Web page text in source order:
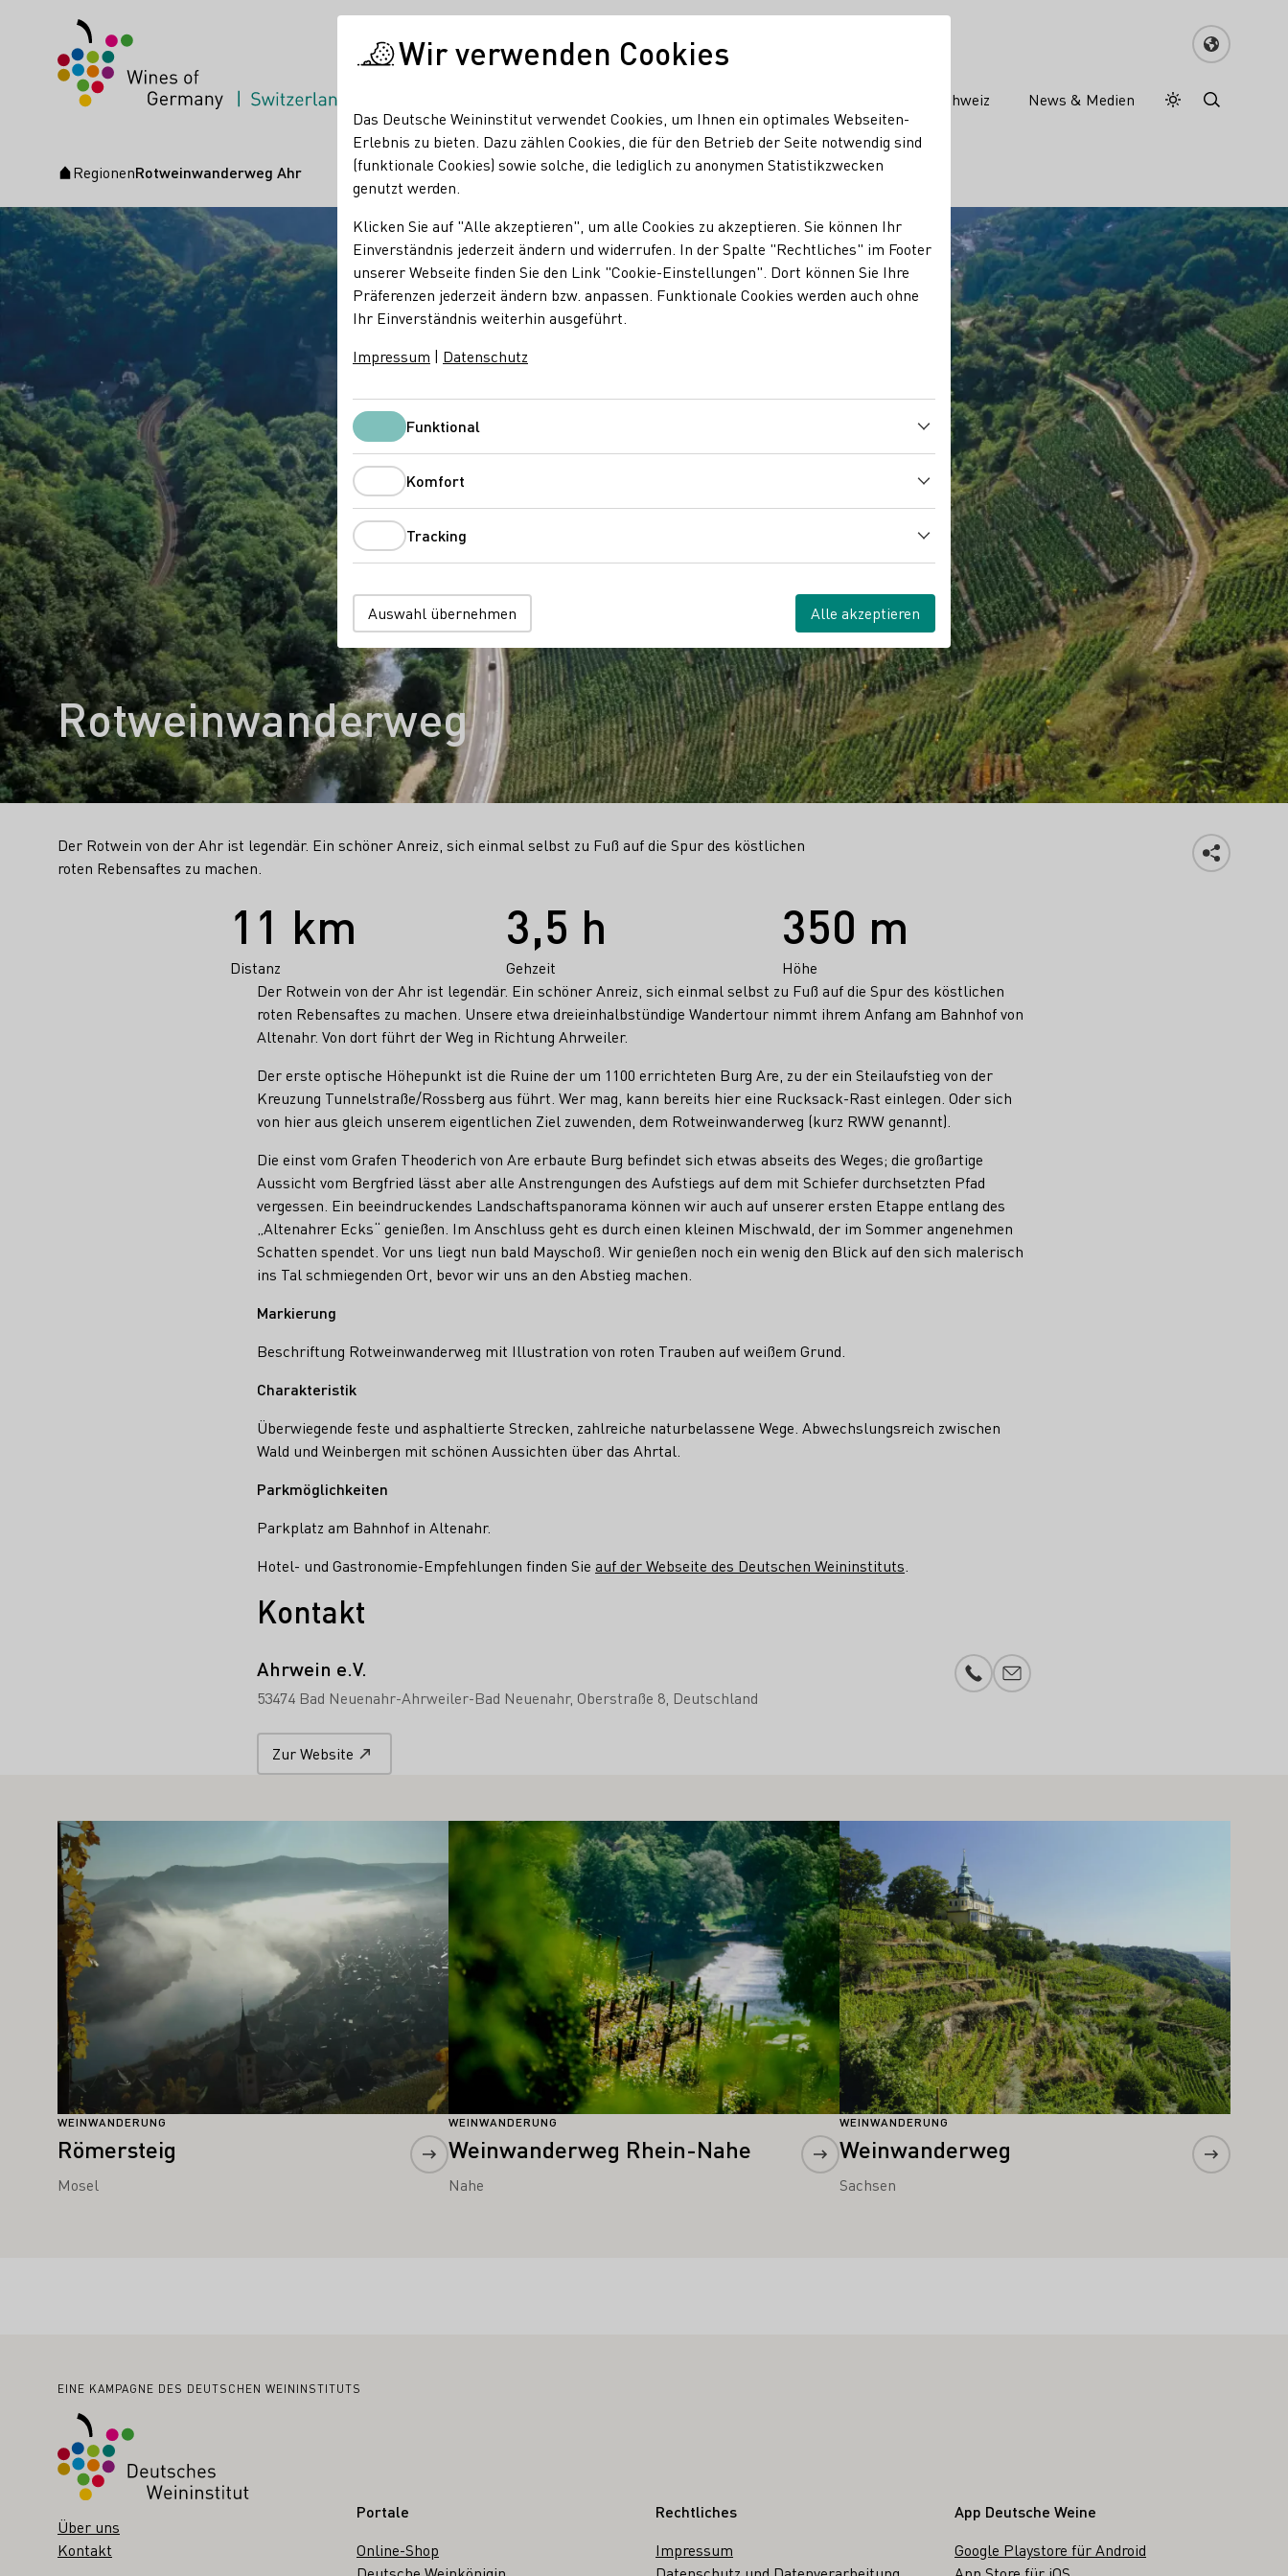
Deutscher Wein in der Schweiz News & Medien Tagesmodus
Nachtmodus
Startseite
RegionenRotweinwanderweg Ahr
Rotweinwanderweg
Der Rotwein von der Ahr ist legendär. Ein schöner Anreiz, sich einmal selbst zu Fuß auf die Spur des köstlichen
roten Rebensaftes zu machen.
11 km
Distanz
3,5 h
Gehzeit
350 m
Höhe
Der Rotwein von der Ahr ist legendär. Ein schöner Anreiz, sich einmal selbst zu Fuß auf die Spur des köstlichen
roten Rebensaftes zu machen. Unsere etwa dreieinhalbstündige Wandertour nimmt ihrem Anfang am Bahnhof von
Altenahr. Von dort führt der Weg in Richtung Ahrweiler.
Der erste optische Höhepunkt ist die Ruine der um 1100 errichteten Burg Are, zu der ein Steilaufstieg von der
Kreuzung Tunnelstraße/Rossberg aus führt. Wer mag, kann bereits hier eine Rucksack-Rast einlegen. Oder sich
von hier aus gleich unserem eigentlichen Ziel zuwenden, dem Rotweinwanderweg (kurz RWW genannt).
Die einst vom Grafen Theoderich von Are erbaute Burg befindet sich etwas abseits des Weges; die großartige
Aussicht vom Bergfried lässt aber alle Anstrengungen des Aufstiegs auf dem mit Schiefer durchsetzten Pfad
vergessen. Ein beeindruckendes Landschaftspanorama können wir auch auf unserer ersten Etappe entlang des
„Altenahrer Ecks“ genießen. Im Anschluss geht es durch einen kleinen Mischwald, der im Sommer angenehmen
Schatten spendet. Vor uns liegt nun bald Mayschoß. Wir genießen noch ein wenig den Blick auf den sich malerisch
ins Tal schmiegenden Ort, bevor wir uns an den Abstieg machen.
Markierung
Beschriftung Rotweinwanderweg mit Illustration von roten Trauben auf weißem Grund.
Charakteristik
Überwiegende feste und asphaltierte Strecken, zahlreiche naturbelassene Wege. Abwechslungsreich zwischen
Wald und Weinbergen mit schönen Aussichten über das Ahrtal.
Parkmöglichkeiten
Parkplatz am Bahnhof in Altenahr.
Hotel- und Gastronomie-Empfehlungen finden Sie auf der Webseite des Deutschen Weininstituts
Kontakt
Ahrwein e.V.
53474 Bad Neuenahr-Ahrweiler-Bad Neuenahr Oberstraße 8 Deutschland
Telefonnummer
E-Mail-Adresse
Zur Website
SIE AUCH INTERESSIEREN
WEINWANDERUNG
Römersteig
Mosel
Mehr erfahren
WEINWANDERUNG
Weinwanderweg Rhein-Nahe
Nahe
Mehr erfahren
WEINWANDERUNG
Weinwanderweg
Sachsen
Mehr erfahren
Fußbereich
EINE KAMPAGNE DES DEUTSCHEN WEININSTITUTS
Über uns
Kontakt
Portale
Online-Shop
Rechtliches
Impressum
Wir verwenden Cookies
Das Deutsche Weininstitut verwendet Cookies, um Ihnen ein optimales Webseiten-
Erlebnis zu bieten. Dazu zählen Cookies, die für den Betrieb der Seite notwendig sind
(funktionale Cookies) sowie solche, die lediglich zu anonymen Statistikzwecken
genutzt werden.
Klicken Sie auf "Alle akzeptieren", um alle Cookies zu akzeptieren. Sie können Ihr
Einverständnis jederzeit ändern und widerrufen. In der Spalte "Rechtliches" im Footer
unserer Webseite finden Sie den Link "Cookie-Einstellungen". Dort können Sie Ihre
Präferenzen jederzeit ändern bzw. anpassen. Funktionale Cookies werden auch ohne
Ihr Einverständnis weiterhin ausgeführt.
Impressum | Datenschutz
FunktionalFunktional
Komfort
Tracking
Auswahl übernehmen Alle akzeptieren
App Deutsche Weine
Google Playstore für Android